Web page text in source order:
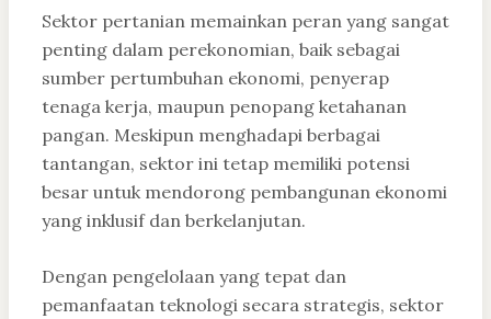
Sektor pertanian memainkan peran yang sangat
penting dalam perekonomian, baik sebagai
sumber pertumbuhan ekonomi, penyerap
tenaga kerja, maupun penopang ketahanan
pangan. Meskipun menghadapi berbagai
tantangan, sektor ini tetap memiliki potensi
besar untuk mendorong pembangunan ekonomi
yang inklusif dan berkelanjutan.
Dengan pengelolaan yang tepat dan
pemanfaatan teknologi secara strategis, sektor